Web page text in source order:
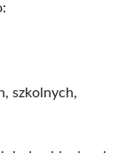
szkolnych,